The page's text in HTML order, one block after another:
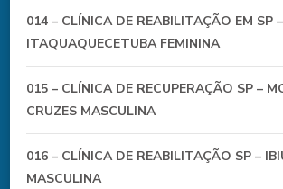
014 – CLÍNICA DE REABILITAÇÃO EM SP –
ITAQUAQUECETUBA FEMININA
015 – CLÍNICA DE RECUPERAÇÃO SP –
CRUZES MASCULINA
016 – CLÍNICA DE REABILITAÇÃO SP –
MASCULINA